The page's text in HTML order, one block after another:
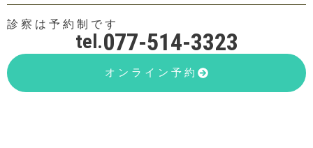
診察は予約制です
tel.077-514-3323
オンライン予約